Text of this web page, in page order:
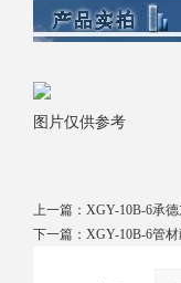
图片仅供参考
上一篇： XGY-10B-6承
下一篇： XGY-10B-6管